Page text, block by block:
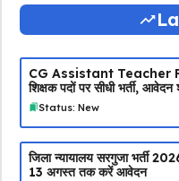
CG Assistant Teacher
शिक्षक पदों पर सीधी भर्ती,
Status: New
जिला न्यायालय सरगुजा भर्ती
13 अगस्त तक करें आवेदन